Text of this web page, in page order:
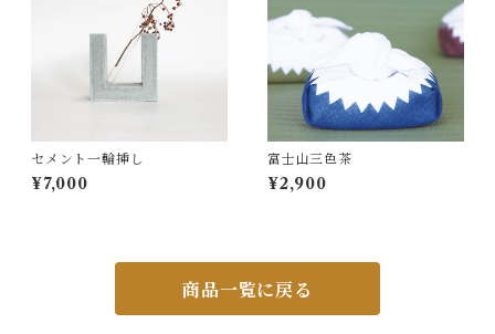
セメント一輪挿し
¥7,000
富士山三色茶
¥2,900
商品一覧に戻る